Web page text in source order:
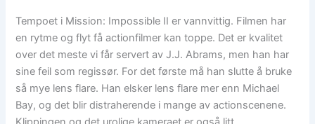
Tempoet i Mission: Impossible II er vannvittig. Filmen har
en rytme og flyt få actionfilmer kan toppe. Det er kvalitet
over det meste vi får servert av J.J. Abrams, men han har
sine feil som regissør. For det første må han slutte å bruke
så mye lens flare. Han elsker lens flare mer enn Michael
Bay, og det blir distraherende i mange av actionscenene.